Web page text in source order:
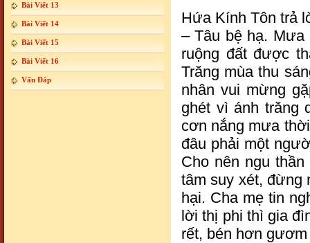
Bài Viết 13
Bài Viết 14
Bài Viết 15
Bài Viết 16
Vấn Đáp
Hứa Kính Tôn trả
– Tâu bệ hạ.
ruộng đất được
Trăng mùa thu
nhân vui mừng
ghét vì ánh trăng
cơn nắng mưa
đâu phải một
Cho nên ngu
tâm suy xét, đừng
hại. Cha mẹ tin
lời thị phi thì gia
rết, bén hơn